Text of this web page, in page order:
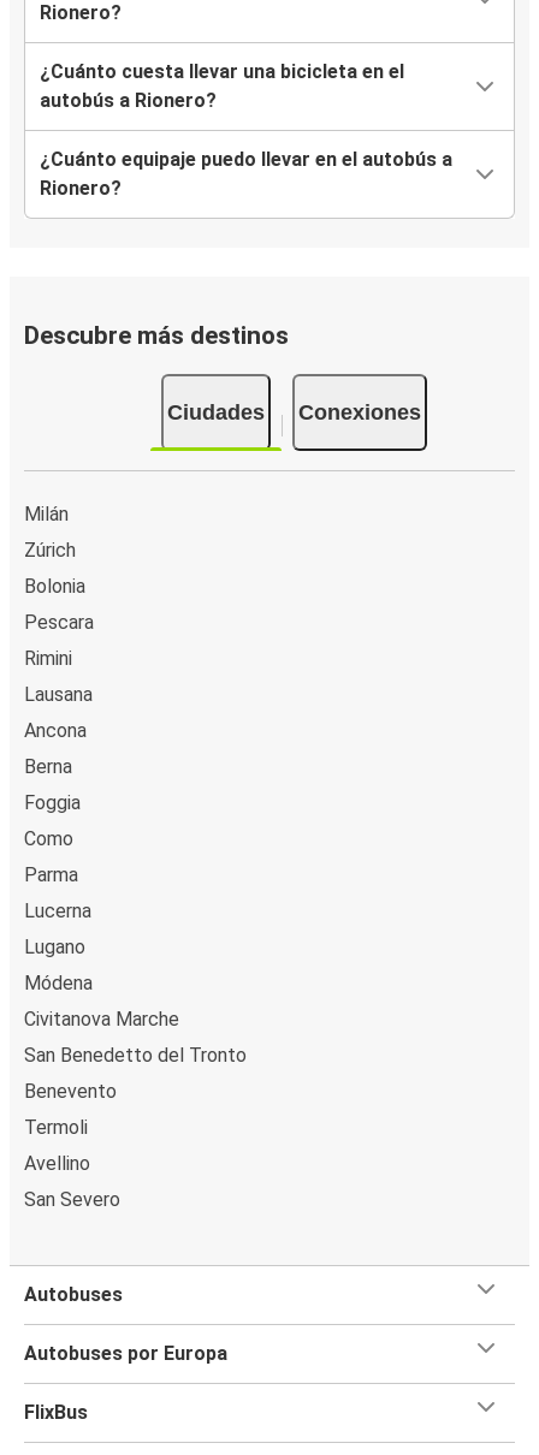
Rionero?
¿Cuánto cuesta llevar una bicicleta en el
autobús a Rionero?
¿Cuánto equipaje puedo llevar en el autobús a
Rionero?
Descubre más destinos
Ciudades Conexiones
Milán
Zúrich
Bolonia
Pescara
Rimini
Lausana
Ancona
Berna
Foggia
Como
Parma
Lucerna
Lugano
Módena
Civitanova Marche
San Benedetto del Tronto
Benevento
Termoli
Avellino
San Severo
Autobuses
Autobuses por Europa
FlixBus